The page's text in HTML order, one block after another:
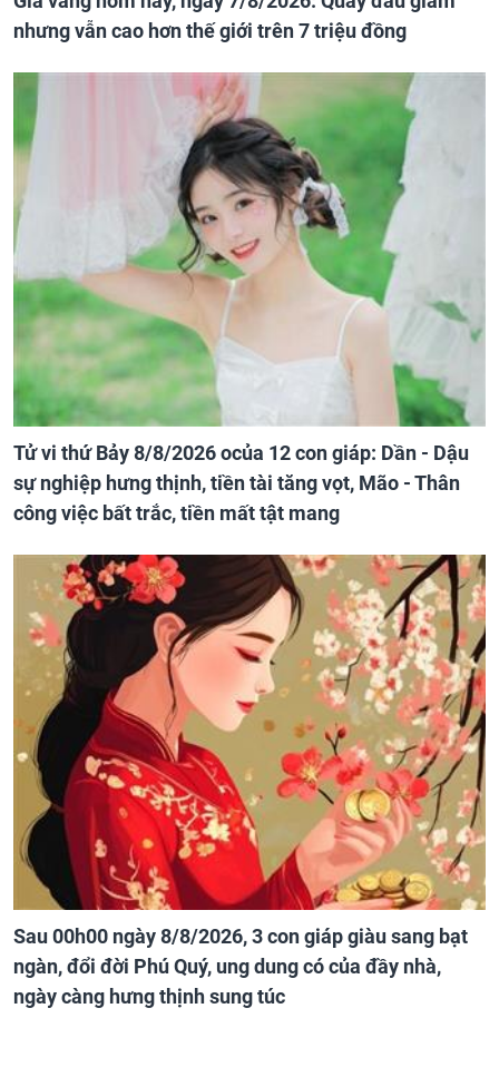
nhưng vẫn cao hơn thế giới trên 7 triệu đồng
Tử vi thứ Bảy 8/8/2026 ocủa 12 con giáp: Dần - Dậu
sự nghiệp hưng thịnh, tiền tài tăng vọt, Mão - Thân
công việc bất trắc, tiền mất tật mang
Sau 00h00 ngày 8/8/2026, 3 con giáp giàu sang bạt
ngàn, đổi đời Phú Quý, ung dung có của đầy nhà,
ngày càng hưng thịnh sung túc